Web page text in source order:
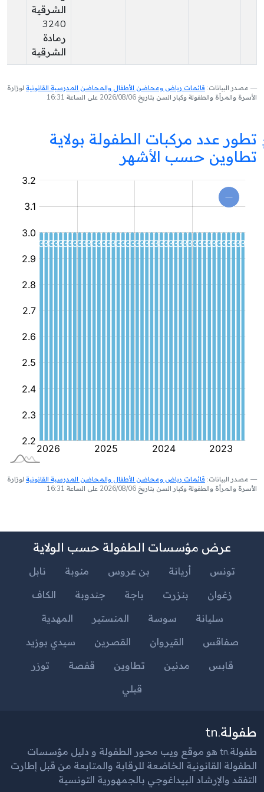
الشرقية
3240
رمادة
الشرقية
مصدر البيانات: قائمات رياض ومحاضن الأطفال والمحاضن المدرسية القانونية لوزارة
الأسرة والمرأة والطفولة وكبار السن بتاريخ 2026/08/06 على الساعة 16:31
تطور عدد مركبات الطفولة بولاية
تطاوين حسب الأشهر
مركب
مصدر البيانات: قائمات رياض ومحاضن الأطفال والمحاضن المدرسية القانونية لوزارة
الأسرة والمرأة والطفولة وكبار السن بتاريخ 2026/08/06 على الساعة 16:31
عرض مؤسسات الطفولة حسب الولاية
تونس أريانة بن عروس منوبة
نابل
زغوان
بنزرت باجة جندوبة
الكاف
سليانة
سوسة المنستير
المهدية
صفاقس
القيروان القصرين
سيدي بوزيد
قابس
مدنين تطاوين قفصة
توزر
قبلي
طفولة.tn
طفولة.tn هو موقع ويب محور الطفولة و دليل مؤسسات
الطفولة القانونية الخاضعة للرقابة والمتابعة من قبل إطارت
التفقد والإرشاد البيداغوجي بالجمهورية التونسية